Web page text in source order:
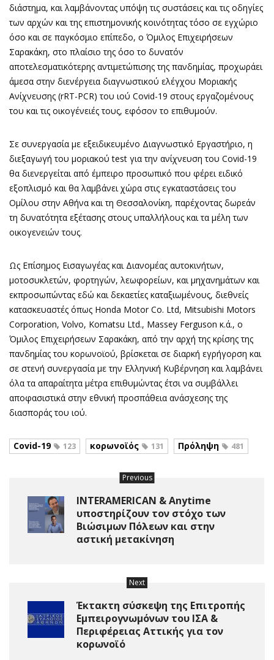
διάστημα, και λαμβάνοντας υπόψη τις συστάσεις και τις οδηγίες
των αρχών και της επιστημονικής κοινότητας τόσο σε εγχώριο
όσο και σε παγκόσμιο επίπεδο, ο Όμιλος Επιχειρήσεων
Σαρακάκη, στο πλαίσιο της όσο το δυνατόν
αποτελεσματικότερης αντιμετώπισης της πανδημίας, προχωράει
άμεσα στην διενέργεια διαγνωστικού ελέγχου Μοριακής
Ανίχνευσης (rRT-PCR) του ιού Covid-19 στους εργαζομένους
του και τις οικογένειές τους, εφόσον το επιθυμούν.
Σε συνεργασία με εξειδικευμένο Διαγνωστικό Εργαστήριο, η
διεξαγωγή του μοριακού test για την ανίχνευση του Covid-19
θα διενεργείται από έμπειρο προσωπικό που φέρει ειδικό
εξοπλισμό και θα λαμβάνει χώρα στις εγκαταστάσεις του
Ομίλου στην Αθήνα και τη Θεσσαλονίκη, παρέχοντας δωρεάν
τη δυνατότητα εξέτασης στους υπαλλήλους και τα μέλη των
οικογενειών τους.
Ως Επίσημος Εισαγωγέας και Διανομέας αυτοκινήτων,
μοτοσυκλετών, φορτηγών, λεωφορείων, και μηχανημάτων και
εκπροσωπώντας εδώ και δεκαετίες καταξιωμένους, διεθνείς
κατασκευαστές όπως Honda Motor Co. Ltd, Mitsubishi Motors
Corporation, Volvo, Komatsu Ltd., Massey Ferguson κ.ά., ο
Όμιλος Επιχειρήσεων Σαρακάκη, από την αρχή της κρίσης της
πανδημίας του κορωνοϊού, βρίσκεται σε διαρκή εγρήγορση και
σε στενή συνεργασία με την Ελληνική Κυβέρνηση και λαμβάνει
όλα τα απαραίτητα μέτρα επιθυμώντας έτσι να συμβάλλει
αποφασιστικά στην εθνική προσπάθεια ανάσχεσης της
διασποράς του ιού.
Covid-19 123 κορωνοϊός 131 Πρόληψη 481
Previous
INTERAMERICAN & Anytime
υποστηρίζουν τον στόχο των
Βιώσιμων Πόλεων και στην
αστική μετακίνηση
Next
Έκτακτη σύσκεψη της Επιτροπής
Εμπειρογνωμόνων του ΙΣΑ &
Περιφέρειας Αττικής για τον
κορωνοϊό